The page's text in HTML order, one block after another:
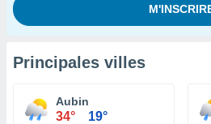
Principales villes
Aubin
34° 19°